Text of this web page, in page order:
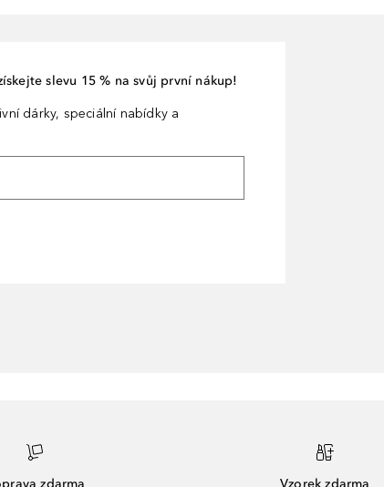
slevu 15 % na svůj první nákup!
dárky, speciální nabídky a